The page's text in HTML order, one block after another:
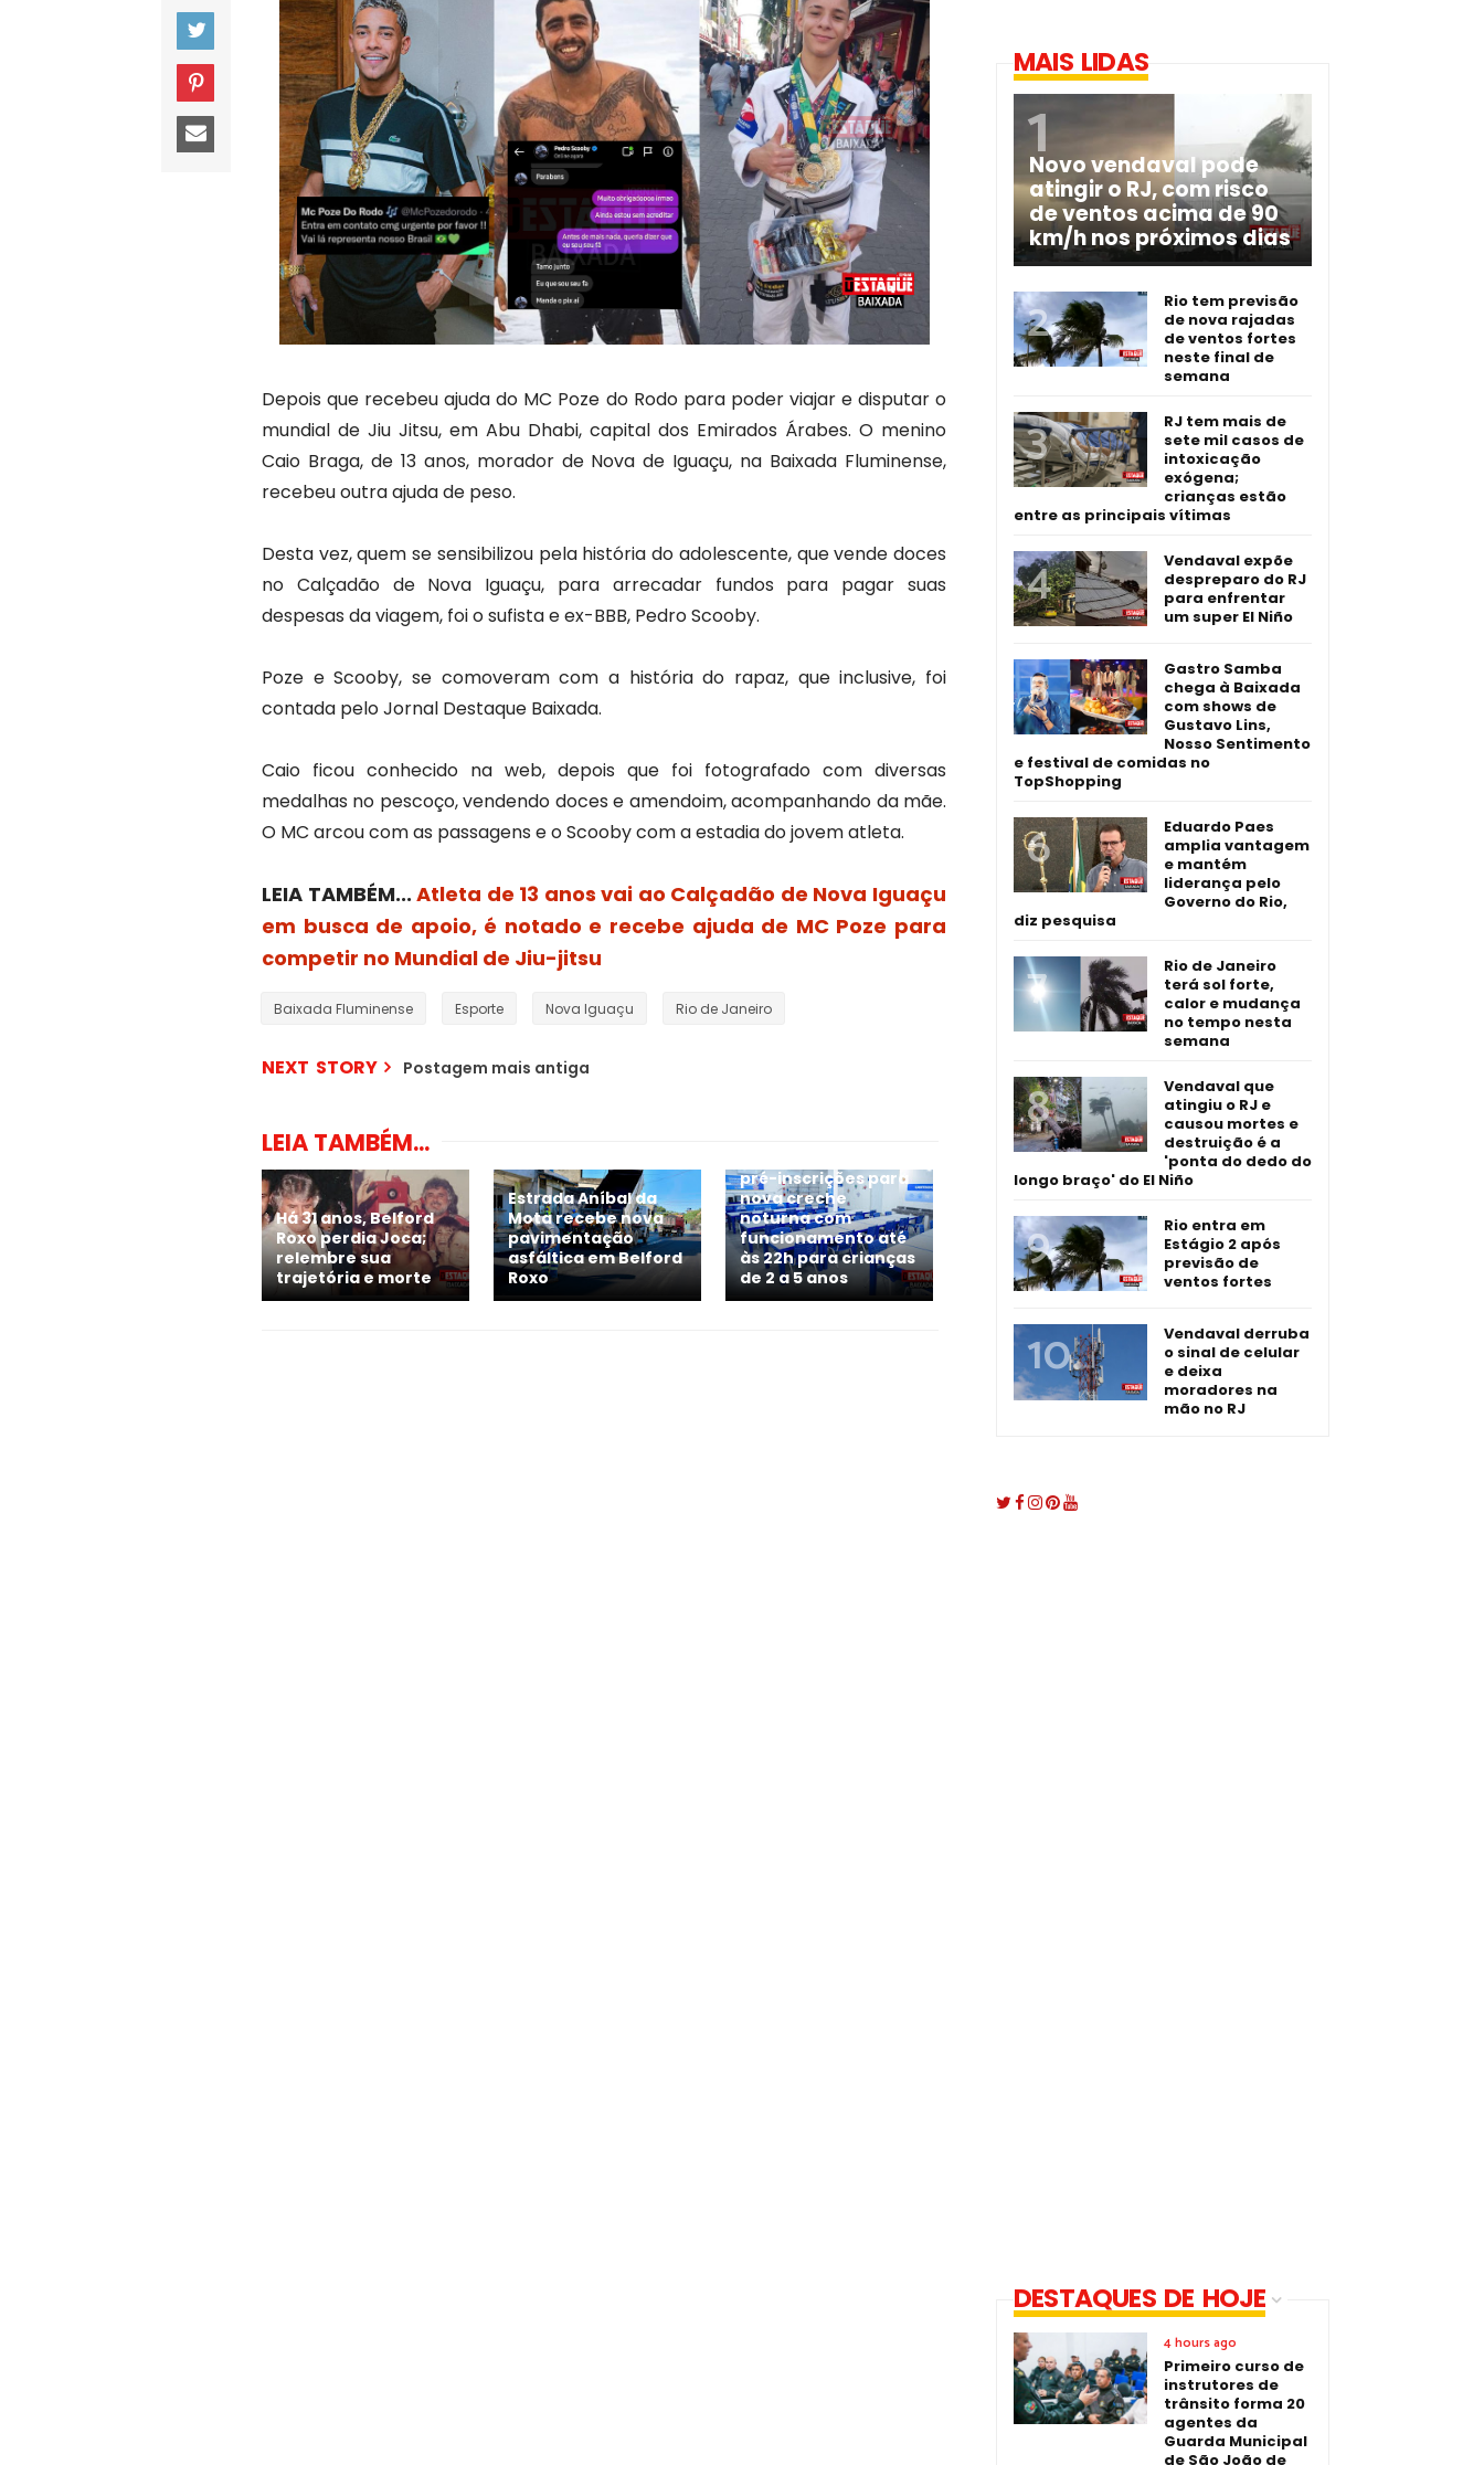
Depois que recebeu ajuda do MC Poze do Rodo para poder viajar e disputar o
mundial de Jiu Jitsu, em Abu Dhabi, capital dos Emirados Árabes. O menino
Caio Braga, de 13 anos, morador de Nova de Iguaçu, na Baixada Fluminense,
recebeu outra ajuda de peso.
Desta vez, quem se sensibilizou pela história do adolescente, que vende doces
no Calçadão de Nova Iguaçu, para arrecadar fundos para pagar suas
despesas da viagem, foi o sufista e ex-BBB, Pedro Scooby.
Poze e Scooby, se comoveram com a história do rapaz, que inclusive, foi
contada pelo Jornal Destaque Baixada.
Caio ficou conhecido na web, depois que foi fotografado com diversas
medalhas no pescoço, vendendo doces e amendoim, acompanhando da mãe.
O MC arcou com as passagens e o Scooby com a estadia do jovem atleta.
LEIA TAMBÉM...Atleta de 13 anos vai ao Calçadão de Nova Iguaçu
em busca de apoio, é notado e recebe ajuda de MC Poze para
competir no Mundial de Jiu-jitsu
Baixada Fluminense Esporte Nova Iguaçu Rio de Janeiro
NEXT STORY Postagem mais antiga
LEIA TAMBÉM...
Há 31 anos, Belford
Roxo perdia Joca;
relembre sua
trajetória e morte
Estrada Aníbal da
Mota recebe nova
pavimentação
asfáltica em Belford
Roxo
pré-inscrições para
nova creche
noturna com
funcionamento até
às 22h para crianças
de 2 a 5 anos
MAIS LIDAS
Novo vendaval pode
atingir o RJ, com risco
de ventos acima de 90
km/h nos próximos dias
Rio tem previsão
de nova rajadas
de ventos fortes
neste final de
semana
RJ tem mais de
sete mil casos de
intoxicação
exógena;
crianças estão
entre as principais vítimas
Vendaval expõe
despreparo do RJ
para enfrentar
um super El Niño
Gastro Samba
chega à Baixada
com shows de
Gustavo Lins,
Nosso Sentimento
e festival de comidas no
TopShopping
Eduardo Paes
amplia vantagem
e mantém
liderança pelo
Governo do Rio,
diz pesquisa
Rio de Janeiro
terá sol forte,
calor e mudança
no tempo nesta
semana
Vendaval que
atingiu o RJ e
causou mortes e
destruição é a
'ponta do dedo do
longo braço' do El Niño
Rio entra em
Estágio 2 após
previsão de
ventos fortes
Vendaval derruba
o sinal de celular
e deixa
moradores na
mão no RJ
DESTAQUES DE HOJE
4 hours ago
Primeiro curso de
instrutores de
trânsito forma 20
agentes da
Guarda Municipal
de São João de